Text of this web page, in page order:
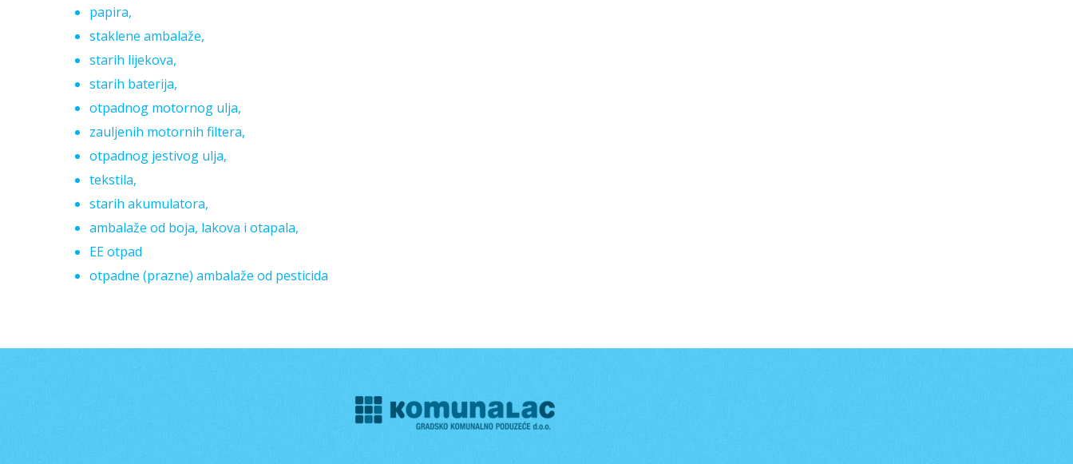
papira,
staklene ambalaže,
starih lijekova,
starih baterija,
otpadnog motornog ulja,
zauljenih motornih filtera,
otpadnog jestivog ulja,
tekstila,
starih akumulatora,
ambalaže od boja, lakova i otapala,
EE otpad
otpadne (prazne) ambalaže od pesticida